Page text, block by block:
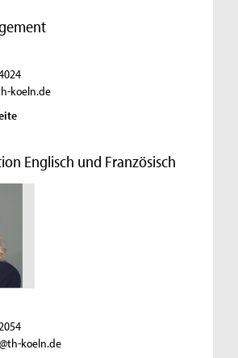
koeln.de
Englisch und Französisch
koeln.de